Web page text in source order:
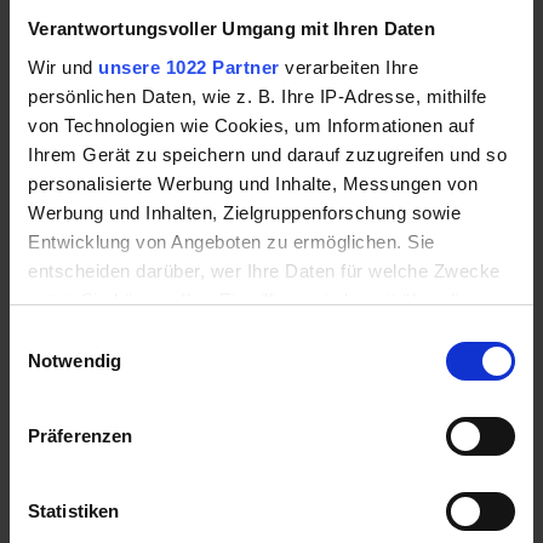
Verantwortungsvoller Umgang mit Ihren Daten
Wir und unsere 1022 Partner verarbeiten Ihre
persönlichen Daten, wie z. B. Ihre IP-Adresse, mithilfe
von Technologien wie Cookies, um Informationen auf
Ihrem Gerät zu speichern und darauf zuzugreifen und so
personalisierte Werbung und Inhalte, Messungen von
Werbung und Inhalten, Zielgruppenforschung sowie
Entwicklung von Angeboten zu ermöglichen. Sie
entscheiden darüber, wer Ihre Daten für welche Zwecke
nutzt. Sie können Ihre Einwilligung jederzeit über die
Trigger Symbol ändern oder widerrufen
Informationen über Ihre geografische Lage
können
Notwendig
Präferenzen
Statistiken
Notfallkonto ist ideal für zukünftige
Anschaffungen oder wirtschaftlich
schwierige Zeiten. Im besten Fall sollten
hier Rücklagen für etwa sechs Monate
laufender Betriebskosten vorhanden sein.
Tagesgeldkonten sind kostenfrei, verzinst
Rechtssicher archivieren:
Warum Original-Kontoauszüge
unerlässlich sind